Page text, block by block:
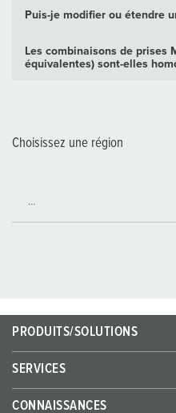
Puis-je modifier ou étendre
Les combinaisons de prises
équivalentes) sont-elles
Choisissez une région
PRODUITS/SOLUTIONS
SERVICES
CONNAISSANCES